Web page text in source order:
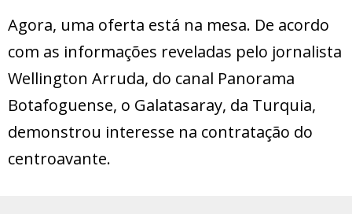
Agora, uma oferta está na mesa. De acordo
com as informações reveladas pelo jornalista
Wellington Arruda, do canal Panorama
Botafoguense, o Galatasaray, da Turquia,
demonstrou interesse na contratação do
centroavante.